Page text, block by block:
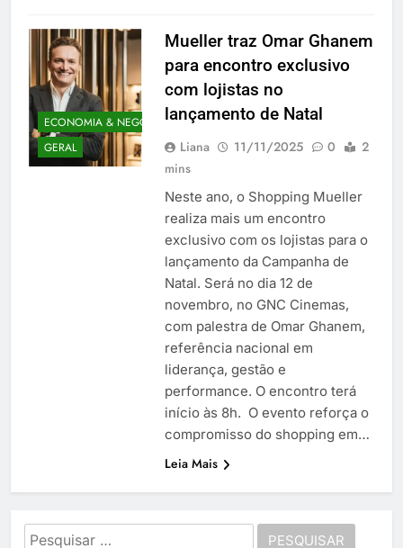
ECONOMIA & NEGÓCIOS
GERAL
Mueller traz Omar Ghanem
para encontro exclusivo
com lojistas no
lançamento de Natal
Liana 11/11/2025 0
2
mins
Neste ano, o Shopping Mueller
realiza mais um encontro
exclusivo com os lojistas para o
lançamento da Campanha de
Natal. Será no dia 12 de
novembro, no GNC Cinemas,
com palestra de Omar Ghanem,
referência nacional em
liderança, gestão e
performance. O encontro terá
início às 8h. O evento reforça o
compromisso do shopping em…
Leia Mais
Pesquisar